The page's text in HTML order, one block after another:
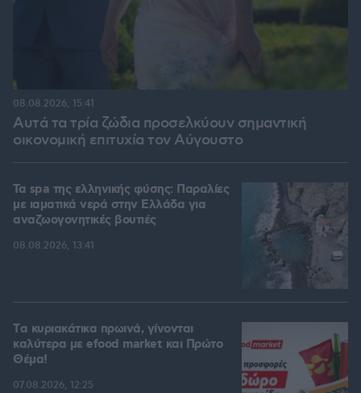
Αυτά τα τρία ζώδια προσελκύουν σημαντική
οικονομική επιτυχία τον Αύγουστο
08.08.2026, 15:41
Τα spa της ελληνικής φύσης: Παραλίες
με ιαματικά νερά στην Ελλάδα για
αναζωογονητικές βουτιές
08.08.2026, 13:41
Tα κυριακάτικα πρωινά, γίνονται
καλύτερα με efood market και Πρώτο
Θέμα!
07.08.2026, 12:25